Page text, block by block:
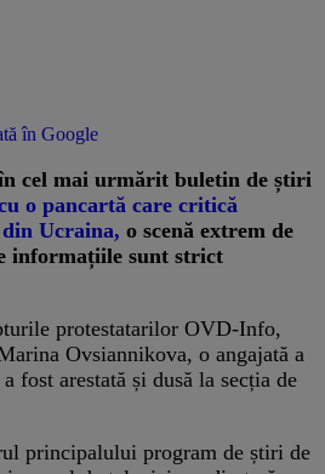
în Google
cel mai urmărit buletin de știri
o pancartă care critică
Ucraina, o scenă extrem de
informațiile sunt strict
protestatarilor OVD-Info,
Ovsiannikova, o angajată a
fost arestată și dusă la secția de
principalului program de știri de